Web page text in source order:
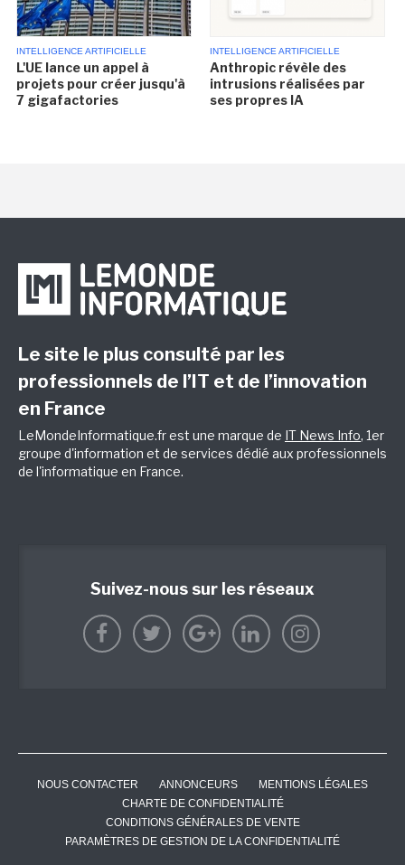
INTELLIGENCE ARTIFICIELLE
L'UE lance un appel à
projets pour créer jusqu'à
7 gigafactories
INTELLIGENCE ARTIFICIELLE
Anthropic révèle des
intrusions réalisées par
ses propres IA
Le site le plus consulté par les
professionnels de l’IT et de l’innovation
en France
LeMondeInformatique.fr est une marque de IT News Info, 1er
groupe d'information et de services dédié aux professionnels
de l'informatique en France.
Suivez-nous sur les réseaux
NOUS CONTACTER ANNONCEURS
MENTIONS LÉGALES
CHARTE DE CONFIDENTIALITÉ
CONDITIONS GÉNÉRALES DE VENTE
PARAMÈTRES DE GESTION DE LA CONFIDENTIALITÉ